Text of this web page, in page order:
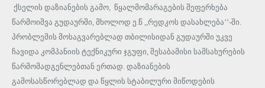
ქსელის დაზიანების გამო, წყალმომარაგების შეფერხება
წარმოიშვა გუდაურში, მხოლოდ ე.წ ,,რედკოს დასახლება’’-ში.
პრობლემის მოსაგვარებლად თბილისიდან გუდაურში უკვე
ჩავიდა კომპანიის ტექნიკური ჯგუფი, შესაბამისი სამსახურების
წარმომადგენლებთან ერთად. დაზიანების
გამოსასწორებლად და წყლის სტაბილური მიწოდების